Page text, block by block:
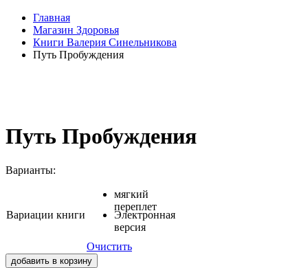
Главная
Магазин Здоровья
Книги Валерия Синельникова
Путь Пробуждения
Путь Пробуждения
Варианты:
Вариации книги
мягкий
переплет
Электронная
версия
Очистить
добавить в корзину